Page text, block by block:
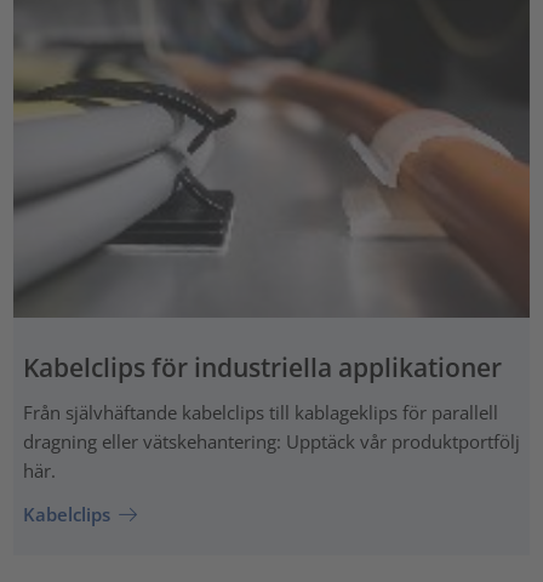
Kabelclips för industriella applikationer
Från självhäftande kabelclips till kablageklips för parallell
dragning eller vätskehantering: Upptäck vår produktportfölj
här.
Kabelclips